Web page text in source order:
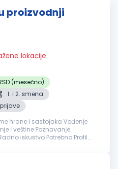
proizvodnji
lokacije
(mesečno)
1. i 2. smena